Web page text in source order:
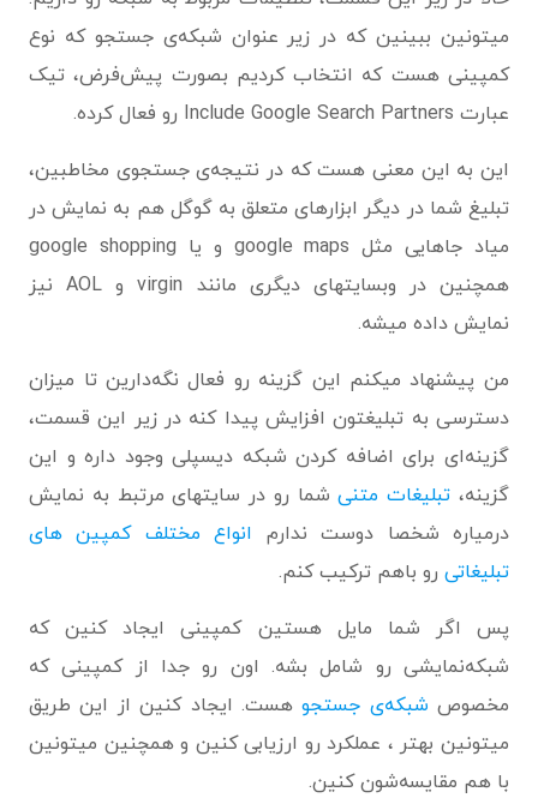
میتونین ببینین که در زیر عنوان شبکه‌ی جستجو که نوع
کمپینی هست که انتخاب کردیم بصورت پیش‌فرض، تیک
عبارت Include Google Search Partners رو فعال کرده.
این به این معنی هست که در نتیجه‌ی جستجوی مخاطبین،
تبلیغ شما در دیگر ابزارهای متعلق به گوگل هم به نمایش در
میاد جاهایی مثل google maps و یا google shopping
همچنین در وبسایتهای دیگری مانند virgin و AOL نیز
نمایش داده میشه.
من پیشنهاد میکنم این گزینه رو فعال نگه‌دارین تا میزان
دسترسی به تبلیغتون افزایش پیدا کنه در زیر این قسمت،
گزینه‌ای برای اضافه کردن شبکه دیسپلی وجود داره و این
گزینه، تبلیغات متنیشما رو در سایتهای مرتبط به نمایش
درمیاره شخصا دوست ندارم انواع مختلف کمپین های
تبلیغاتی رو باهم ترکیب کنم.
پس اگر شما مایل هستین کمپینی ایجاد کنین که
شبکه‌نمایشی رو شامل بشه. اون رو جدا از کمپینی که
مخصوص شبکه‌ی جستجوهست. ایجاد کنین از این طریق
میتونین بهتر ، عملکرد رو ارزیابی کنین و همچنین میتونین
با هم مقایسه‌شون کنین.